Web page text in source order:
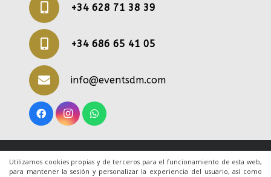
Utilizamos cookies propias y de terceros para el funcionamiento de esta web,
para mantener la sesión y personalizar la experiencia del usuario, así como
+34 628 71 38 39
+34 686 65 41 05
info@eventsdm.com
© 2020 Todos los derechos reservados. Una web